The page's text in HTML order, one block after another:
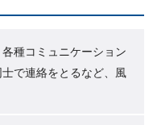
種コミュニケーション
で連絡をとるなど、風